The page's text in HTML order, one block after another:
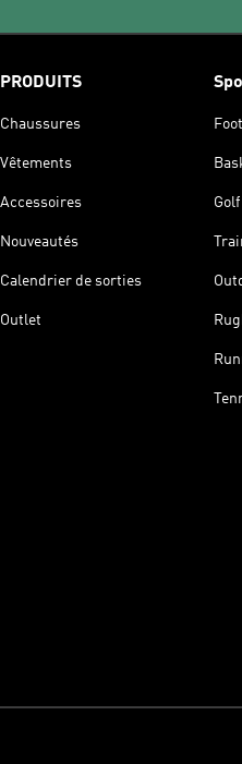
PRODUITS
Chaussures
Vêtements
Accessoires
Nouveautés
Calendrier de sorties
Outlet
Golf